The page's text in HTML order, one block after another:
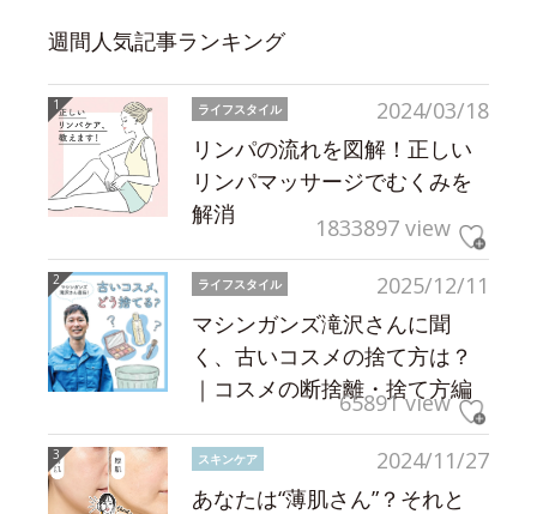
週間人気記事ランキング
2024/03/18
ライフスタイル
リンパの流れを図解！正しい
リンパマッサージでむくみを
解消
1833897 view
2025/12/11
ライフスタイル
マシンガンズ滝沢さんに聞
く、古いコスメの捨て方は？
｜コスメの断捨離・捨て方編
65891 view
2024/11/27
スキンケア
あなたは“薄肌さん”？それと